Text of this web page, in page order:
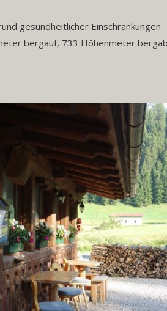
gesundheitlicher Einschränkungen
bergauf, 733 Höhenmeter